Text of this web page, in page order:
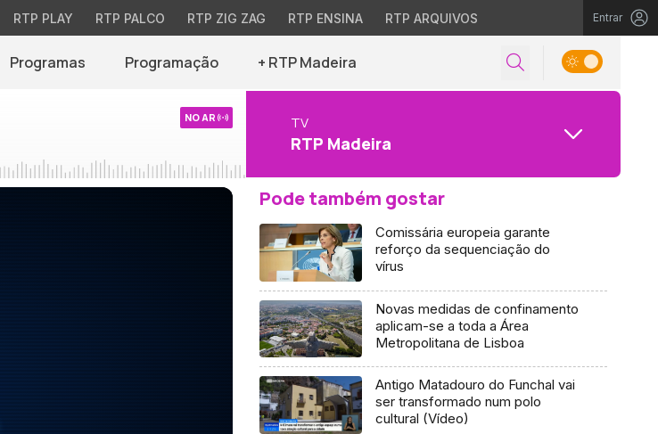
RTP PLAY RTP PALCO RTP ZIG ZAG RTP ENSINA RTP ARQUIVOS Entrar
Programas Programação + RTP Madeira
NO AR TV
RTP Madeira
Pode também gostar
Comissária europeia garante
reforço da sequenciação do
vírus
Novas medidas de confinamento
aplicam-se a toda a Área
Metropolitana de Lisboa
Antigo Matadouro do Funchal vai
ser transformado num polo
cultural (Vídeo)